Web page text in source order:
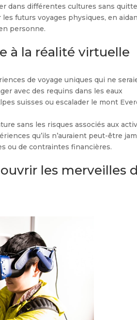
dans différentes cultures sans
futurs voyages physiques, en
personne.
à la réalité virtuelle
de voyage uniques qui ne
avec des requins dans les eaux
suisses ou escalader le mont
sans les risques associés aux
qu’ils n’auraient peut-être
ou de contraintes financières.
les merveilles